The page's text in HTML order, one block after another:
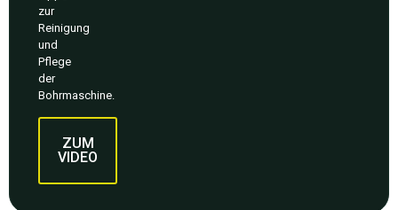
zur
Reinigung
und
Pflege
der
Bohrmaschine.
ZUM
VIDEO
immer
Mit
Laden
des